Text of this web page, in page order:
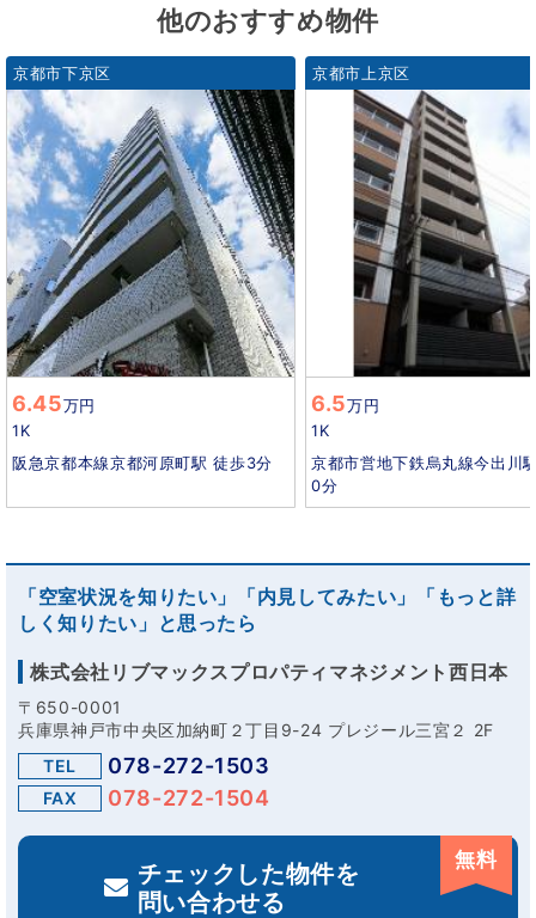
他のおすすめ物件
京都市下京区
6.45万円
1K
阪急京都本線京都河原町駅 徒歩3分
京都市上京区
6.5万円
1K
京都市営地下鉄烏丸線今出川
0分
「空室状況を知りたい」「内見してみたい」「もっと詳
しく知りたい」と思ったら
株式会社リブマックスプロパティマネジメント西日本
〒650-0001
兵庫県神戸市中央区加納町２丁目9-24 プレジール三宮２ 2F
TEL
078-272-1503
FAX 078-272-1504
チェックした物件を
問い合わせる
無料